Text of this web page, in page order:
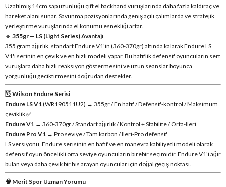
Uzatılmış 14cm sap uzunluğu çift el backhand vuruşlarında daha fazla kaldıraç ve
hareket alanı sunar. Savunma pozisyonlarında geniş açılı çalımlarda ve stratejik
yerleştirme vuruşlarında el konumu esnekliği artar.
🔹 355gr — LS (Light Series) Avantajı
355 gram ağırlık, standart Endure V1'in (360-370gr) altında kalarak Endure LS
V1'i serinin en çevik ve en hızlı modeli yapar. Bu hafiflik defensif oyuncuların sert
vuruşlara daha hızlı reaksiyon göstermesini ve uzun seanslar boyunca
yorgunluğu geciktirmesini doğrudan destekler.
🆚 Wilson Endure Serisi
Endure LS V1 (WR190511U2) → 355gr / En hafif / Defensif-kontrol / Maksimum
çeviklik ✅
Endure V1 → 360-370gr / Standart ağırlık / Kontrol + Stabilite / Orta-İleri
Endure Pro V1 → Pro seviye / Tam karbon / İleri-Pro defensif
LS versiyonu, Endure serisinin en hafif ve en manevra kabiliyetli modeli olarak
defensif oyun öncelikli orta seviye oyuncuların birebir seçimidir. Endure V1'i ağır
bulan veya daha çevik bir his arayan oyuncular için doğal geçiş noktası.
🧠 Merit Spor Uzman Yorumu